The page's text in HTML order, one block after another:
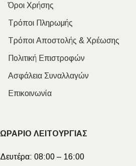
Όροι Χρήσης
Τρόποι Πληρωμής
Τρόποι Αποστολής & Χρέωσης
Πολιτική Επιστροφών
Ασφάλεια Συναλλαγών
Επικοινωνία
ΩΡΑΡΙΟ ΛΕΙΤΟΥΡΓΙΑΣ
Δευτέρα: 08:00 – 16:00